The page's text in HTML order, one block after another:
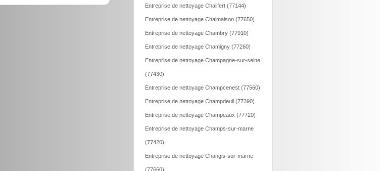
Entreprise de nettoyage Chalifert (77144)
Entreprise de nettoyage Chalmaison (77650)
Entreprise de nettoyage Chambry (77910)
Entreprise de nettoyage Chamigny (77260)
Entreprise de nettoyage Champagne-sur-seine
(77430)
Entreprise de nettoyage Champcenest (77560)
Entreprise de nettoyage Champdeuil (77390)
Entreprise de nettoyage Champeaux (77720)
Entreprise de nettoyage Champs-sur-marne
(77420)
Entreprise de nettoyage Changis-sur-marne
(77660)